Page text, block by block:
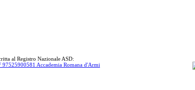
al Registro Nazionale ASD:
97525900581 Accademia Romana d'Armi